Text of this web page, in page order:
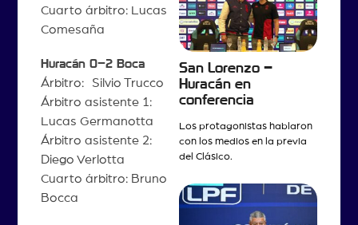
Cuarto árbitro: Lucas
Comesaña
Huracán 0–2 Boca
Árbitro: Silvio Trucco
Árbitro asistente 1:
Lucas Germanotta
Árbitro asistente 2:
Diego Verlotta
Cuarto árbitro: Bruno
Bocca
San Lorenzo –
Huracán en
conferencia
Los protagonistas hablaron
con los medios en la previa
del Clásico.